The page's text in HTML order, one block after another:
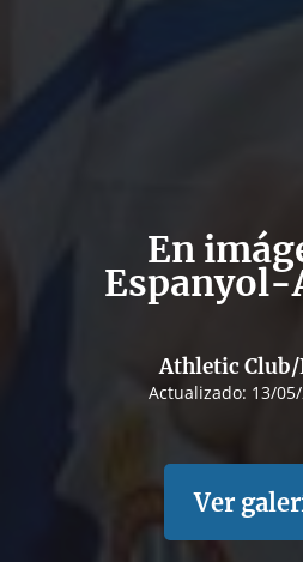
En
Athletic Club/
Actualizado: 13/
Ver